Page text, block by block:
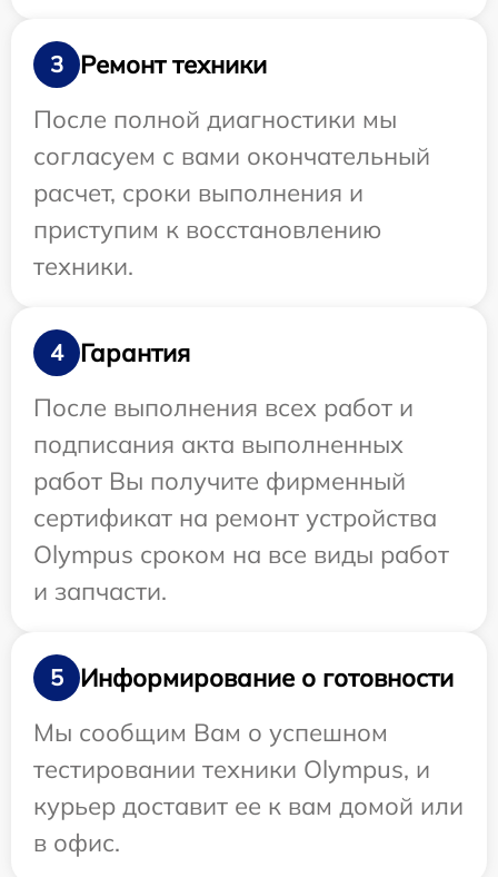
3
Ремонт техники
После полной диагностики мы
согласуем с вами окончательный
расчет, сроки выполнения и
приступим к восстановлению
техники.
4
Гарантия
После выполнения всех работ и
подписания акта выполненных
работ Вы получите фирменный
сертификат на ремонт устройства
Olympus сроком на все виды работ
и запчасти.
5
Информирование о готовности
Мы сообщим Вам о успешном
тестировании техники Olympus, и
курьер доставит ее к вам домой или
в офис.